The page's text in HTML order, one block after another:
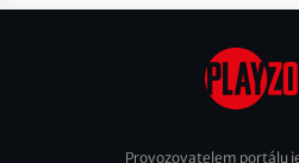
Provozovatelem portálu